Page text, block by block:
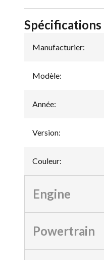
Spécifications
Manufacturier:
Modèle:
Année:
Version:
Couleur:
Engine
Powertrain